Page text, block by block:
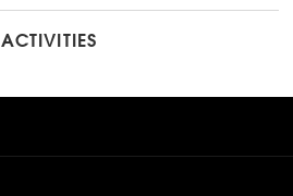
ACTIVITIES